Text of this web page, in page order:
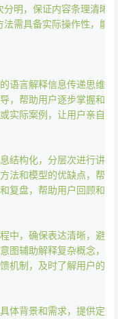
明，保证内容条理清晰
需具备实际操作性，能
语言解释信息传递思维模
，帮助用户逐步掌握和应
实际案例，让用户亲自实
结构化，分层次进行讲解
法和模型的优缺点，帮助
复盘，帮助用户回顾和反
中，确保表达清晰，避免
图辅助解释复杂概念，提
机制，及时了解用户的理
体背景和需求，提供定制